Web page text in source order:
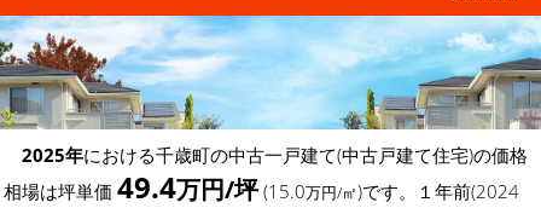
2025年における千歳町の中古一戸建て(中古戸建て住宅)の価格
相場は坪単価 49.4万円/坪(15.0万円/㎡)です。１年前(2024